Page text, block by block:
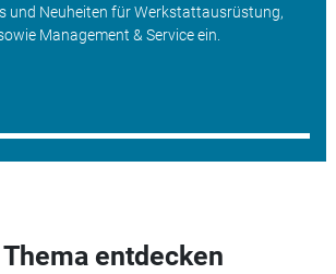
und Neuheiten für Werkstattausrüstung,
Management & Service ein.
entdecken